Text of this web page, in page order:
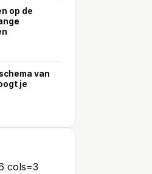
op de
van
je
cols=3